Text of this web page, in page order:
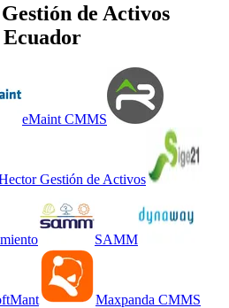
Gestión de Activos
Ecuador
eMaint CMMS
Gestión de Activos
SAMM
Maxpanda CMMS